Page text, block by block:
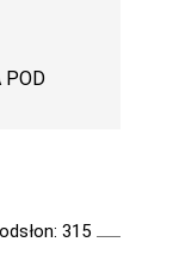
POD
odsłon: 315